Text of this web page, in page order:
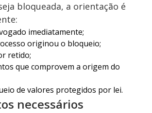
bloqueada, a orientação é
imediatamente;
originou o bloqueio;
retido;
que comprovem a origem do
de valores protegidos por lei.
necessários